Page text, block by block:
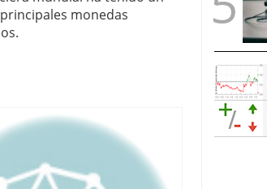
monedas